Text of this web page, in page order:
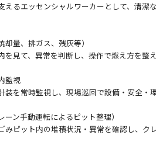
エッセンシャルワーカーとして、清潔
量、排ガス、残灰等）
見て、異常を判断し、操作で燃え方を整
監視
を常時監視し、現場巡回で設備・安全・
ン手動運転によるピット整理）
ピット内の堆積状況・異常を確認し、